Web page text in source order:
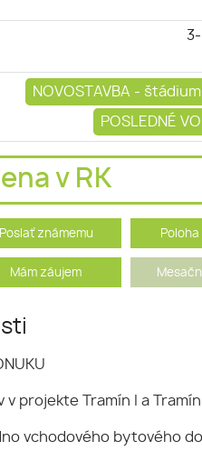
NOVOSTAVBA -
POSLEDNÉ
v RK
Poslať známemu
Mám záujem
projekte Tramín I a
vchodového bytového